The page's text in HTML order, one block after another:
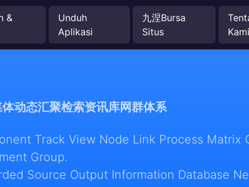
&
Unduh
Aplikasi
九涅Bursa
Situs
Kami
动态汇聚检索资讯库网群体系
Track View Node Link Process Matrix
Group.
Source Output Information Database